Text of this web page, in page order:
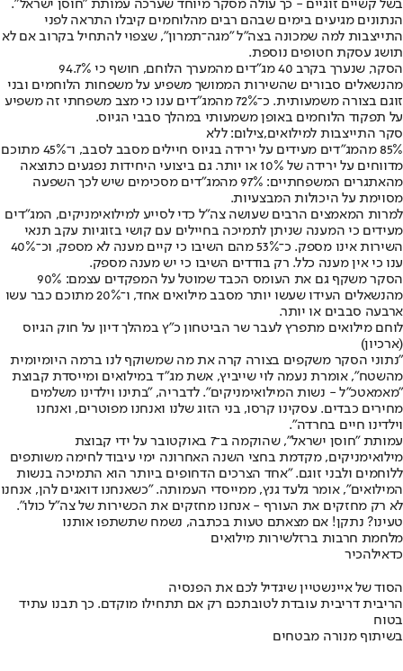
בשל קשיים זוגיים - כך עולה מסקר מיוחד שערכה עמותת "חוסן ישראל".
הנתונים מגיעים בימים שבהם רבים מהלוחמים קיבלו התראה לפני
התייצבות למה שמכונה בצה"ל "מגה־תמרון", שצפוי להתחיל בקרוב אם לא
תושג עסקת חטופים נוספת.
הסקר, שנערך בקרב 40 מג"דים מהמערך הלוחם, חושף כי 94.7%
מהנשאלים סבורים שהשירות הממושך משפיע על משפחות הלוחמים ובני
זוגם בצורה משמעותית. כ־72% מהמג"דים ענו כי מצב משפחתי זה משפיע
על תפקוד הלוחמים באופן משמעותי במהלך סבבי הגיוס.
סקר התייצבות למילואים,צילום: ללא
85% מהמג"דים מעידים על ירידה בגיוס חיילים מסבב לסבב, ו־45% מתוכם
מדווחים על ירידה של 10% או יותר. גם ביצועי היחידות נפגעים כתוצאה
מהאתגרים המשפחתיים: 97% מהמג"דים מסכימים שיש לכך השפעה
מסוימת על היכולות המבצעיות.
למרות המאמצים הרבים שעושה צה"ל כדי לסייע למילואימניקים, המג"דים
מעידים כי המענה שניתן לתמיכה בחיילים עם קושי בזוגיות עקב תנאי
השירות אינו מספק. כ־53% מהם השיבו כי קיים מענה לא מספק, וכ־40%
ענו כי אין מענה כלל. רק בודדים השיבו כי יש מענה מספק.
הסקר משקף גם את העומס הכבד שמוטל על המפקדים עצמם: 90%
מהנשאלים העידו שעשו יותר מסבב מילואים אחד, ו־20% מתוכם כבר עשו
ארבעה סבבים או יותר.
לוחם מילואים מתפרץ לעבר שר הביטחון כ"ץ במהלך דיון על חוק הגיוס
(ארכיון)
"נתוני הסקר משקפים בצורה קרה את מה שמשוקף לנו ברמה היומיומית
מהשטח", אומרת נעמה לוי שייביץ, אשת מג"ד במילואים ומייסדת קבוצת
"מאמאטכ"ל - נשות המילואימניקים". לדבריה, "בתינו וילדינו משלמים
מחירים כבדים. עסקינו קרסו, בני הזוג שלנו ואנחנו מפוטרים, ואנחנו
וילדינו חיים בחרדה".
עמותת "חוסן ישראל", שהוקמה ב־7 באוקטובר על ידי קבוצת
מילואימניקים, מקדמת בחצי השנה האחרונה ימי עיבוד לחימה משותפים
ללוחמים ולבני זוגם. "אחד הצרכים הדחופים ביותר הוא התמיכה בנשות
המילואים", אומר גלעד גנץ, ממייסדי העמותה. "כשאנחנו דואגים להן, אנחנו
לא רק מחזקים את העורף - אנחנו מחזקים את הכשירות של צה"ל כולו".
טעינו? נתקן! אם מצאתם טעות בכתבה, נשמח שתשתפו אותנו
מלחמת חרבות ברזלשירות מילואים
כדאילהכיר
הסוד של איינשטיין שיגדיל לכם את הפנסיה
הריבית דריבית עובדת לטובתכם רק אם תתחילו מוקדם. כך תבנו עתיד
בטוח
בשיתוף מנורה מבטחים